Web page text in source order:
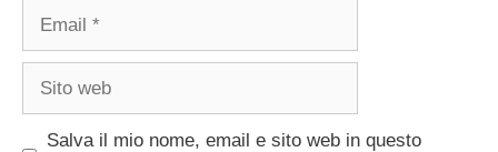
Email
Sito
Salva il mio nome, email e sito web in questo